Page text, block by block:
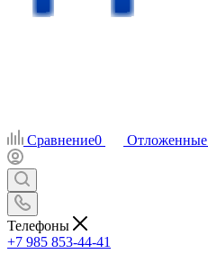
Сравнение0 Отложенные
Телефоны
+7 985 853-44-41